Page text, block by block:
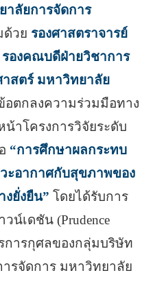
ลัยการจัดการ
ด้วย รองศาสตราจารย์
องคณบดีฝ่ายวิชาการ
สตร์ มหาวิทยาลัย
ตกลงความร่วมมือทาง
น้าโครงการวิจัยระดับ
“การศึกษาผลกระทบ
ะอากาศกับสุขภาพของ
ยั่งยืน” โดยได้รับการ
น์เดชัน (Prudence
การกุศลของกลุ่มบริษัท
รจัดการ มหาวิทยาลัย